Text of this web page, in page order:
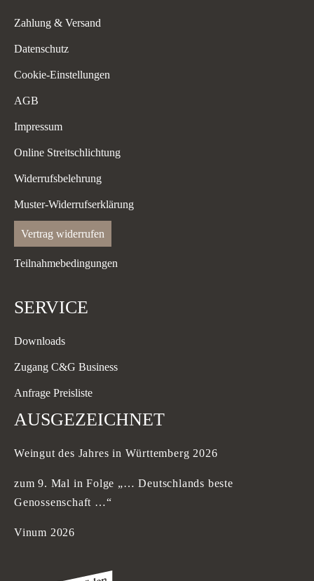
Zahlung & Versand
Datenschutz
Cookie-Einstellungen
AGB
Impressum
Online Streitschlichtung
Widerrufsbelehrung
Muster-Widerrufserklärung
Vertrag widerrufen
Teilnahmebedingungen
SERVICE
Downloads
Zugang C&G Business
Anfrage Preisliste
AUSGEZEICHNET
Weingut des Jahres in Württemberg 2026
zum 9. Mal in Folge „… Deutschlands beste
Genossenschaft …“
Vinum 2026